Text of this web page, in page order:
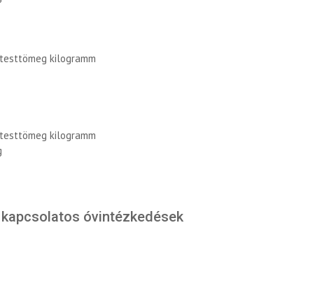
kilogramm
kilogramm
óvintézkedések